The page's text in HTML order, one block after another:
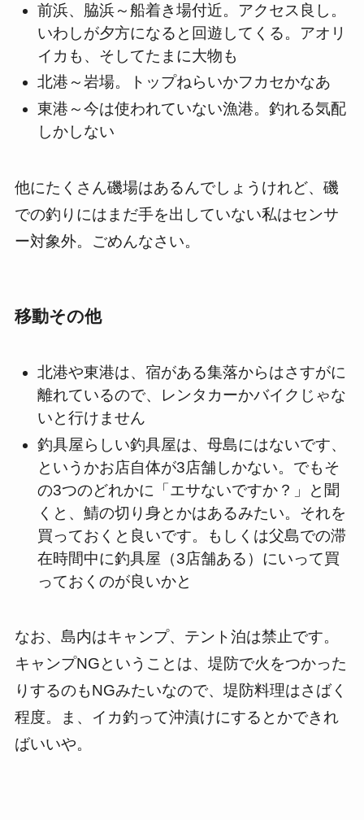
前浜、脇浜～船着き場付近。アクセス良し。
いわしが夕方になると回遊してくる。アオリ
イカも、そしてたまに大物も
北港～岩場。トップねらいかフカセかなあ
東港～今は使われていない漁港。釣れる気配
しかしない
他にたくさん磯場はあるんでしょうけれど、磯
での釣りにはまだ手を出していない私はセンサ
ー対象外。ごめんなさい。
移動その他
北港や東港は、宿がある集落からはさすがに
離れているので、レンタカーかバイクじゃな
いと行けません
釣具屋らしい釣具屋は、母島にはないです、
というかお店自体が3店舗しかない。でもそ
の3つのどれかに「エサないですか？」と聞
くと、鯖の切り身とかはあるみたい。それを
買っておくと良いです。もしくは父島での滞
在時間中に釣具屋（3店舗ある）にいって買
っておくのが良いかと
なお、島内はキャンプ、テント泊は禁止です。
キャンプNGということは、堤防で火をつかった
りするのもNGみたいなので、堤防料理はさばく
程度。ま、イカ釣って沖漬けにするとかできれ
ばいいや。